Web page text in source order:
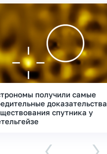
получили самые
доказательства
спутника у